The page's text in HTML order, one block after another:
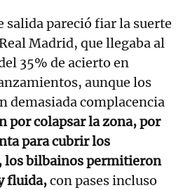
salida pareció fiar la suerte
Madrid, que llegaba al
35% de acierto en
aunque los
demasiada complacencia
por colapsar la zona, por
para cubrir los
los bilbainos permitieron
fluida,con pases incluso